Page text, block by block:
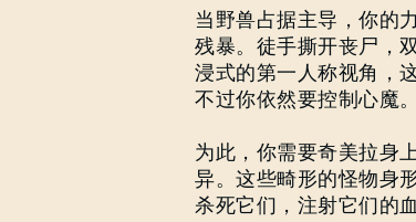
当野兽占据主导，你的
残暴。徒手撕开丧尸，
浸式的第一人称视角，
不过你依然要控制心魔。
为此，你需要奇美拉身
异。这些畸形的怪物身
杀死它们，注射它们的